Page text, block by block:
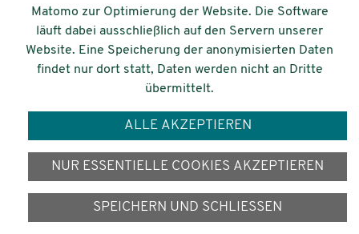
Barrierefreiheit
© 2026 Deutsches Zentrum für
Integrations-
und Migrationsforschung DeZIM e.V.
Matomo zur Optimierung der Website. Die Software
läuft dabei ausschließlich auf den Servern unserer
Website. Eine Speicherung der anonymisierten Daten
findet nur dort statt, Daten werden nicht an Dritte
übermittelt.
ALLE AKZEPTIEREN
NUR ESSENTIELLE COOKIES AKZEPTIEREN
SPEICHERN UND SCHLIESSEN